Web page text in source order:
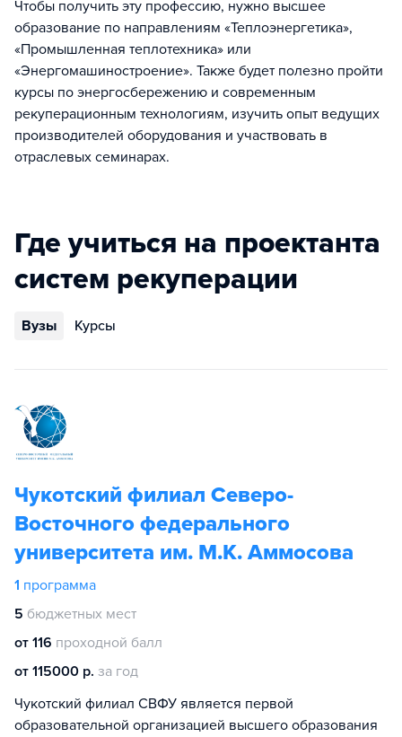
Чтобы получить эту профессию, нужно высшее
образование по направлениям «Теплоэнергетика»,
«Промышленная теплотехника» или
«Энергомашиностроение». Также будет полезно пройти
курсы по энергосбережению и современным
рекуперационным технологиям, изучить опыт ведущих
производителей оборудования и участвовать в
отраслевых семинарах.
Где учиться на проектанта
систем рекуперации
Вузы Курсы
Чукотский филиал Северо-
Восточного федерального
университета им. М.К. Аммосова
1 программа
5 бюджетных мест
от 116 проходной балл
от 115000 р. за год
Чукотский филиал СВФУ является первой
образовательной организацией высшего образования